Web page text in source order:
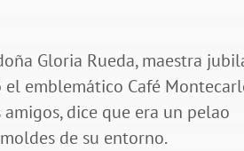
Gloria Rueda, maestra
el emblemático Café
dice que era un pelao
de su entorno.